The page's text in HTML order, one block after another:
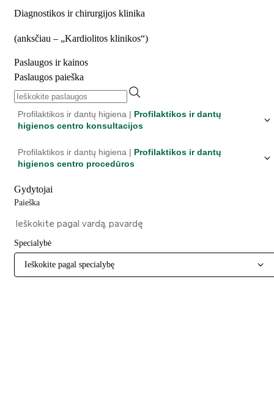
Diagnostikos ir chirurgijos klinika
(anksčiau – „Kardiolitos klinikos“)
Paslaugos ir kainos
Paslaugos paieška
Profilaktikos ir dantų higiena | Profilaktikos ir dantų
higienos centro konsultacijos
Profilaktikos ir dantų higiena | Profilaktikos ir dantų
higienos centro procedūros
Gydytojai
Paieška
Specialybė
Ieškokite pagal specialybę